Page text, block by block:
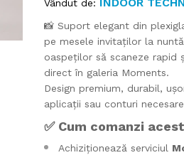
Vândut de:
📸 Suport elegant din
pe mesele invitaților la
oaspeților să scaneze rapid
direct în galeria Moments.
Design premium, durabil,
aplicații sau conturi
✅ Cum comanzi
Achiziționează serviciul